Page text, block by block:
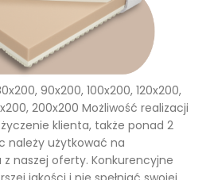
90x200, 100x200, 120x200,
200x200 Możliwość realizacji
klienta, także ponad 2
należy użytkować na
naszej oferty. Konkurencyjne